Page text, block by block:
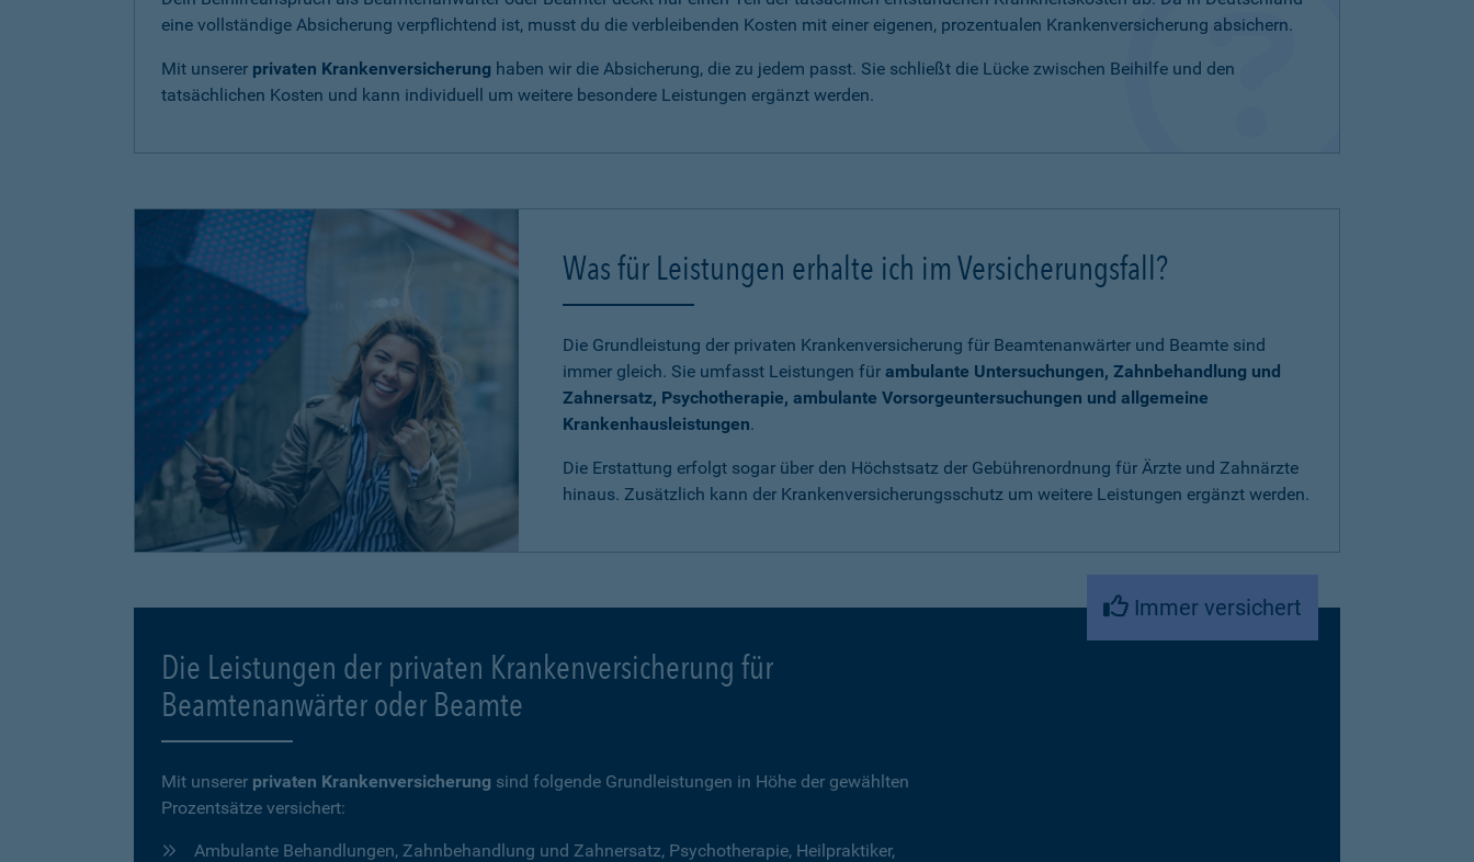
eine vollständige Absicherung verpflichtend ist, musst du die verbleibenden Kosten mit einer eigenen, prozentualen Krankenversicherung absichern.
Mit unserer privaten Krankenversicherung haben wir die Absicherung, die zu jedem passt. Sie schließt die Lücke zwischen Beihilfe und den
tatsächlichen Kosten und kann individuell um weitere besondere Leistungen ergänzt werden.
Was für Leistungen erhalte ich im Versicherungsfall?
Die Grundleistung der privaten Krankenversicherung für Beamtenanwärter und Beamte sind
immer gleich. Sie umfasst Leistungen für ambulante Untersuchungen, Zahnbehandlung und
Zahnersatz, Psychotherapie, ambulante Vorsorgeuntersuchungen und allgemeine
Krankenhausleistungen.
Die Erstattung erfolgt sogar über den Höchstsatz der Gebührenordnung für Ärzte und Zahnärzte
hinaus. Zusätzlich kann der Krankenversicherungsschutz um weitere Leistungen ergänzt werden.
Immer versichert
Die Leistungen der privaten Krankenversicherung für
Beamtenanwärter oder Beamte
Mit unserer privaten Krankenversicherung sind folgende Grundleistungen in Höhe der gewählten
Prozentsätze versichert:
Ambulante Behandlungen, Zahnbehandlung und Zahnersatz, Psychotherapie, Heilpraktiker,